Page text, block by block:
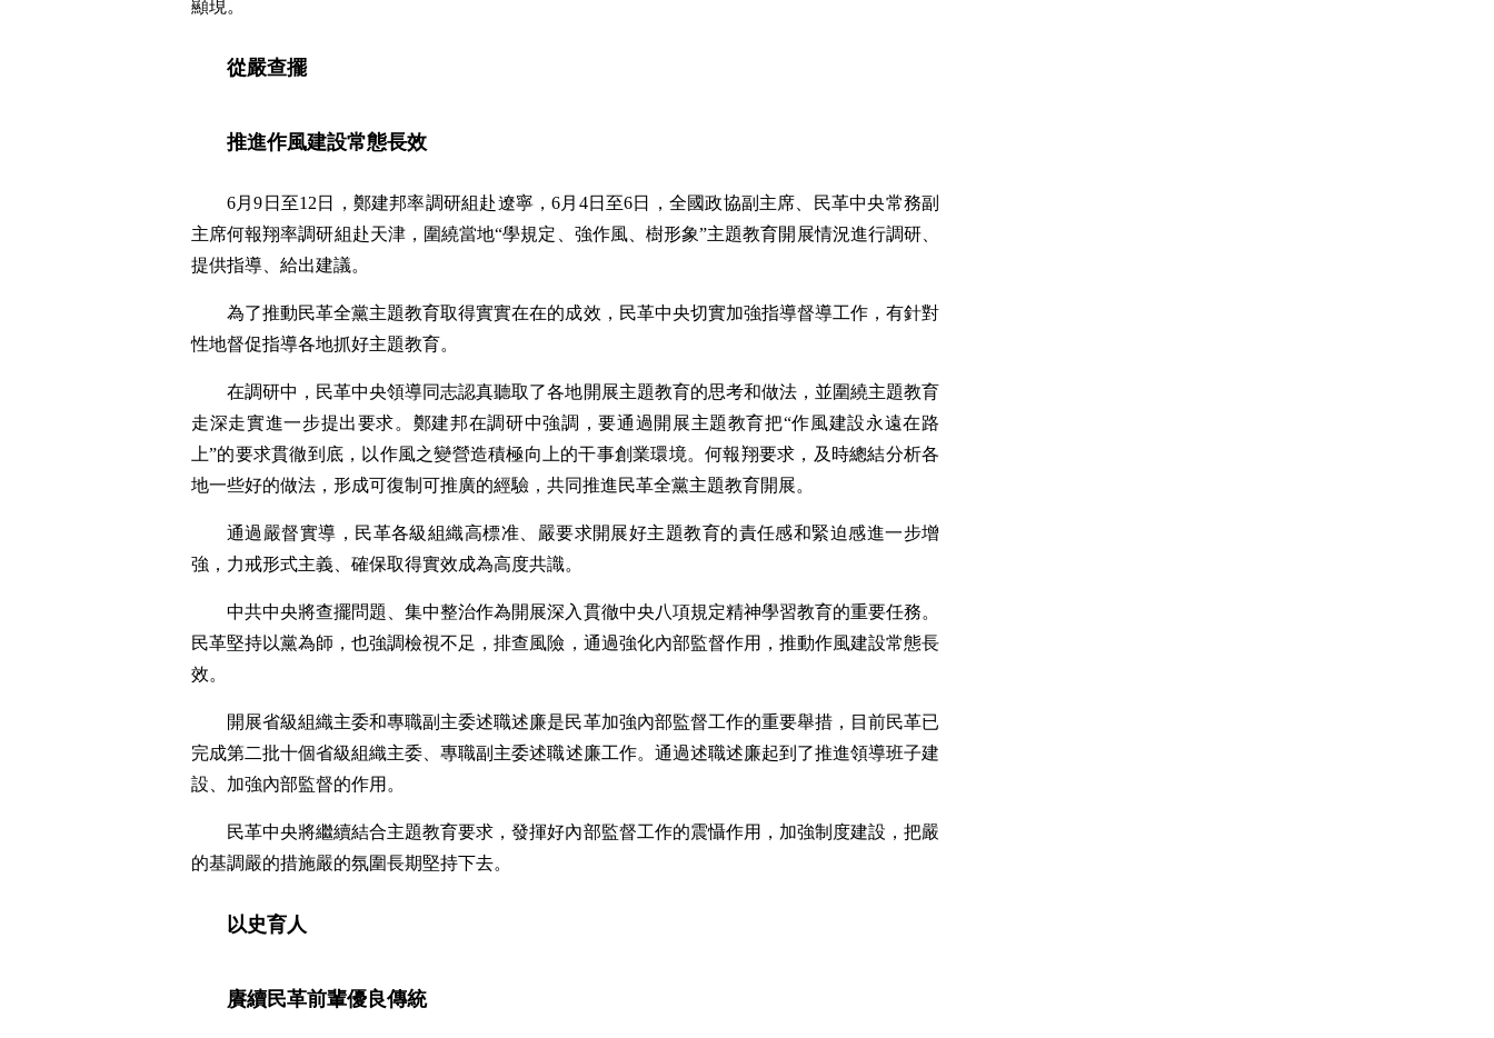
顯現。
從嚴查擺
推進作風建設常態長效
6月9日至12日，鄭建邦率調研組赴遼寧，6月4日至6日，全國政協副主席、民革中央常務副
主席何報翔率調研組赴天津，圍繞當地“學規定、強作風、樹形象”主題教育開展情況進行調研、
提供指導、給出建議。
為了推動民革全黨主題教育取得實實在在的成效，民革中央切實加強指導督導工作，有針對
性地督促指導各地抓好主題教育。
在調研中，民革中央領導同志認真聽取了各地開展主題教育的思考和做法，並圍繞主題教育
走深走實進一步提出要求。鄭建邦在調研中強調，要通過開展主題教育把“作風建設永遠在路
上”的要求貫徹到底，以作風之變營造積極向上的干事創業環境。何報翔要求，及時總結分析各
地一些好的做法，形成可復制可推廣的經驗，共同推進民革全黨主題教育開展。
通過嚴督實導，民革各級組織高標准、嚴要求開展好主題教育的責任感和緊迫感進一步增
強，力戒形式主義、確保取得實效成為高度共識。
中共中央將查擺問題、集中整治作為開展深入貫徹中央八項規定精神學習教育的重要任務。
民革堅持以黨為師，也強調檢視不足，排查風險，通過強化內部監督作用，推動作風建設常態長
效。
開展省級組織主委和專職副主委述職述廉是民革加強內部監督工作的重要舉措，目前民革已
完成第二批十個省級組織主委、專職副主委述職述廉工作。通過述職述廉起到了推進領導班子建
設、加強內部監督的作用。
民革中央將繼續結合主題教育要求，發揮好內部監督工作的震懾作用，加強制度建設，把嚴
的基調嚴的措施嚴的氛圍長期堅持下去。
以史育人
賡續民革前輩優良傳統